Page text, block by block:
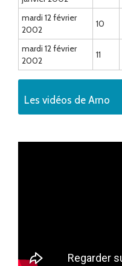
mardi 12 février
2002
10
mardi 12 février
2002
11
Les vidéos de Arno